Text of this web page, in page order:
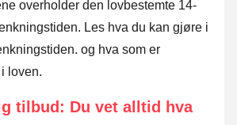
overholder den lovbestemte 14-
Les hva du kan gjøre i
og hva som er
loven.
tilbud: Du vet alltid hva